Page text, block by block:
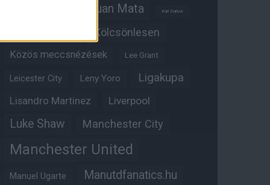
Juan Mata Karl Darlow
Kölcsönlesen
Közös meccsnézések Lee Grant
Leicester City Leny Yoro Ligakupa
Lisandro Martinez Liverpool
Luke Shaw Manchester City
Manchester United
Manuel Ugarte Manutdfanatics.hu